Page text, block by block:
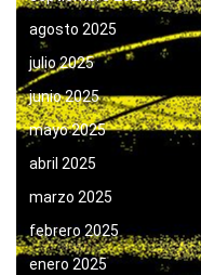
agosto 2025
julio 2025
junio 2025
mayo 2025
abril 2025
marzo 2025
febrero 2025
enero 2025